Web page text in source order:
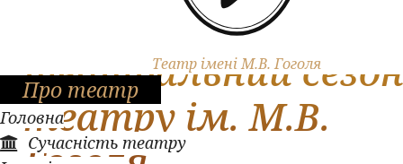
Театр імені М.В. Гоголя
Про театр
Головна
Сучасність театру
Відкрито 79-й
театральний
театру ім. М.В.